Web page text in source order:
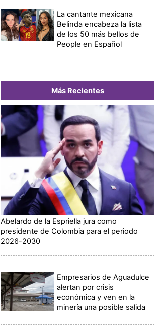
La cantante mexicana
Belinda encabeza la lista
de los 50 más bellos de
People en Español
Más Recientes
Abelardo de la Espriella jura como
presidente de Colombia para el periodo
2026-2030
Empresarios de Aguadulce
alertan por crisis
económica y ven en la
minería una posible salida